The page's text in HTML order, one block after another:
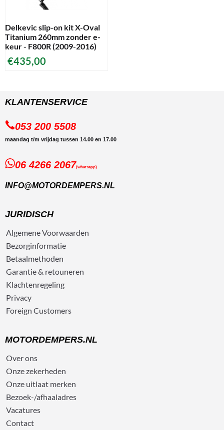
Delkevic slip-on kit X-Oval
Titanium 260mm zonder e-
keur - F800R (2009-2016)
€435,00
KLANTENSERVICE
053 200 5508
maandag t/m vrijdag tussen 14.00 en 17.00
06 4266 2067(whatsapp)
INFO@MOTORDEMPERS.NL
JURIDISCH
AlgemeneVoorwaarden
Bezorginformatie
Betaalmethoden
Garantie & retouneren
Klachtenregeling
Privacy
Foreign Customers
MOTORDEMPERS.NL
Over ons
Onze zekerheden
Onze uitlaat merken
Bezoek-/afhaaladres
Vacatures
Contact